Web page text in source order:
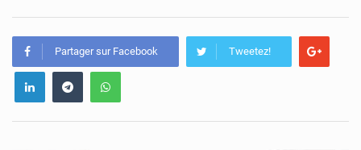
Partager sur Facebook Tweetez!